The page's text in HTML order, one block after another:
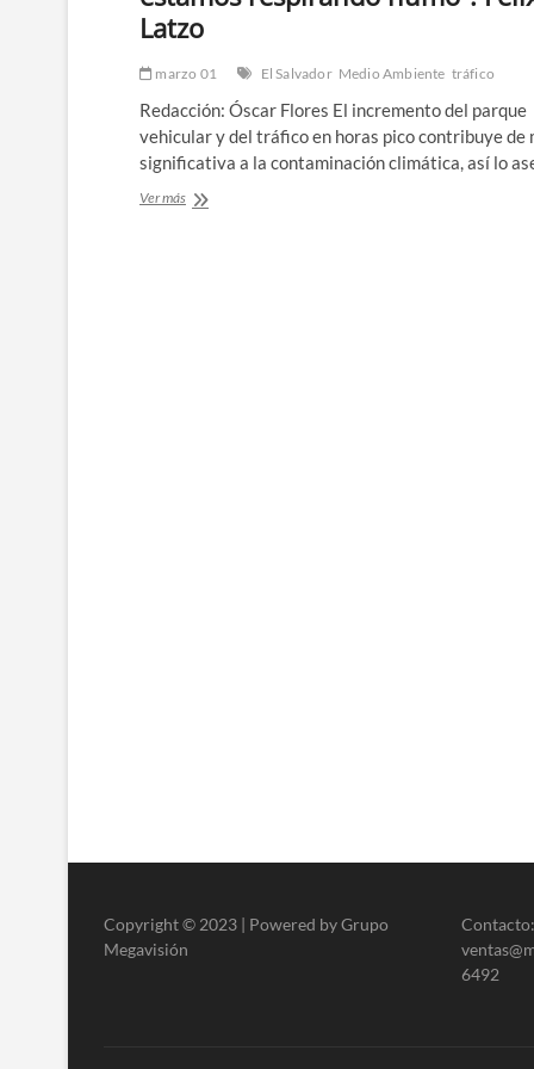
|
Esto
un
sobre
los
problemas
movilidad
Latzo
marzo 01 El Salvador Medio Ambiente tráfico
Redacción: Óscar Flores El incremento del parque
vehicular y del tráfico en horas pico contribuye de
significativa a la contaminación climática, así lo
Ver más“Con
Copyright © 2023 | Powered by Grupo
Megavisión
6492